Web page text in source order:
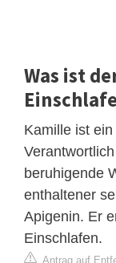
Was ist
Kamille ist
beruhigende
enthaltener
Apigenin. Er
Einschlafen.
Antrag auf